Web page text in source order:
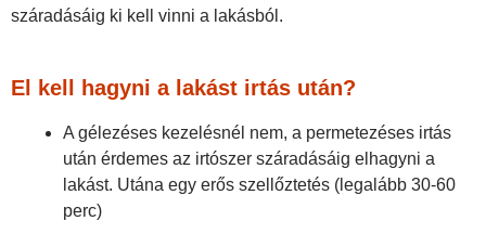
száradásáig ki kell vinni a lakásból.
El kell hagyni a lakást irtás után?
A gélezéses kezelésnél nem, a permetezéses irtás
után érdemes az irtószer száradásáig elhagyni a
lakást. Utána egy erős szellőztetés (legalább 30-60
perc)